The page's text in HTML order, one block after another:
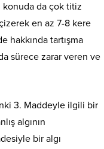
konuda da çok titiz
en az 7-8 kere
hakkında tartışma
sürece zarar veren ve
3. Maddeyle ilgili bir
algının
bir algı